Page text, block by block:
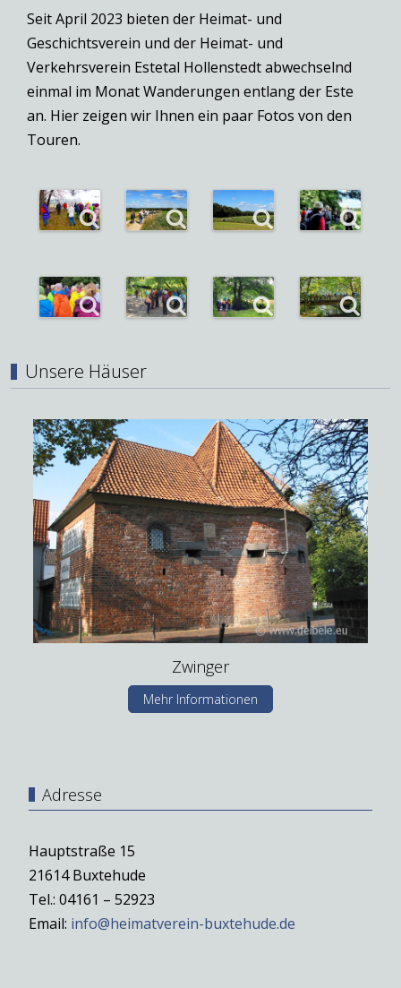
Seit April 2023 bieten der Heimat- und
Geschichtsverein und der Heimat- und
Verkehrsverein Estetal Hollenstedt abwechselnd
einmal im Monat Wanderungen entlang der Este
an. Hier zeigen wir Ihnen ein paar Fotos von den
Touren.
Unsere Häuser
Zwinger
Mehr Informationen
Adresse
Hauptstraße 15
21614 Buxtehude
Tel.: 04161 – 52923
Email: info@heimatverein-buxtehude.de